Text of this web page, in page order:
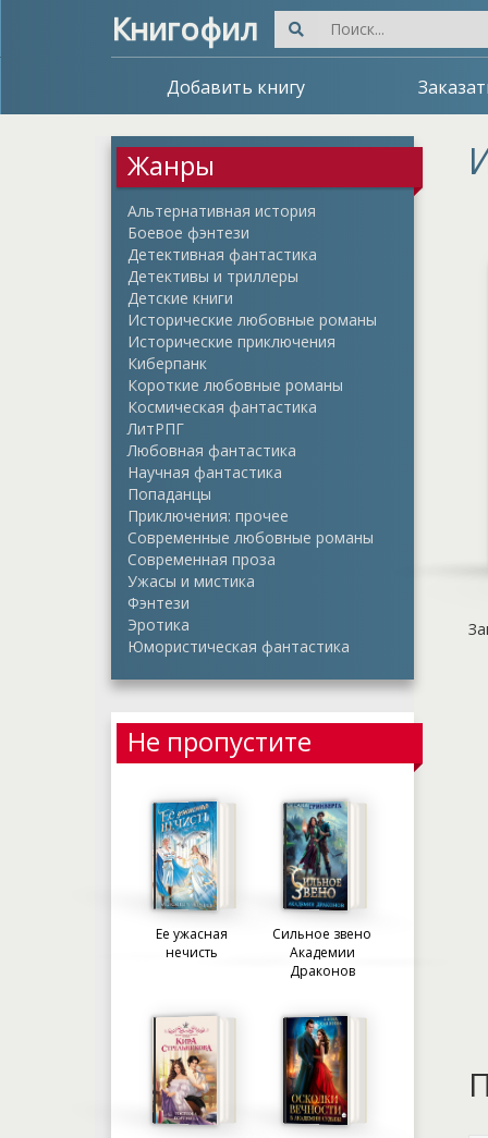
Книгофил
Добавить книгу
Жанры
Альтернативная история
Боевое фэнтези
Детективная фантастика
Детективы и триллеры
Детские книги
Исторические любовные романы
Исторические приключения
Киберпанк
Короткие любовные романы
Космическая фантастика
ЛитРПГ
Любовная фантастика
Научная фантастика
Попаданцы
Приключения: прочее
Современные любовные романы
Современная проза
Ужасы и мистика
Фэнтези
Эротика
Юмористическая фантастика
Не пропустите
Ее ужасная
нечисть
Сильное звено
Академии
Драконов